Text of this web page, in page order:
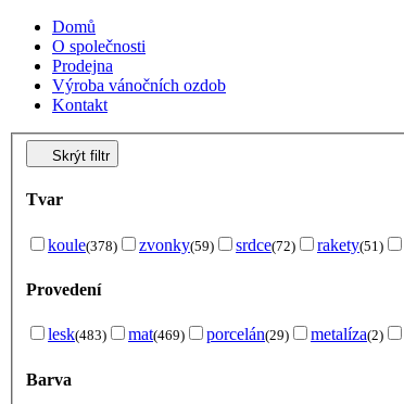
Domů
O společnosti
Prodejna
Výroba vánočních ozdob
Kontakt
Skrýt filtr
Tvar
koule(378) zvonky(59) srdce(72) rakety(51)
Provedení
lesk(483) mat(469) porcelán(29) metalíza(2)
Barva